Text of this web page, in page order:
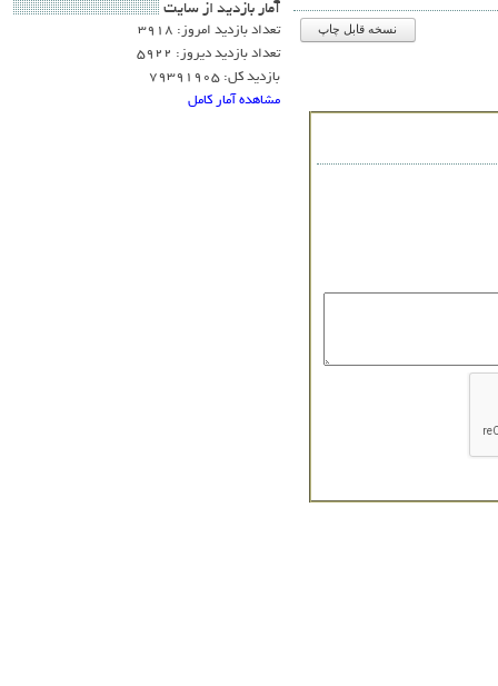
نسخه قابل چاپ
آمار بازديد از سايت
تعداد بازدید امروز: 3918
تعداد بازدید دیروز: 5922
بازدید کل: 79391905
مشاهده آمار کامل